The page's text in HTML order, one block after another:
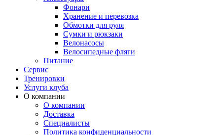
Фонари
Хранение и перевозка
Обмотки для руля
Сумки и рюкзаки
Велонасосы
Велосипедные фляги
Питание
Сервис
Тренировки
Услуги клуба
О компании
О компании
Доставка
Специалисты
Политика конфиденциальности